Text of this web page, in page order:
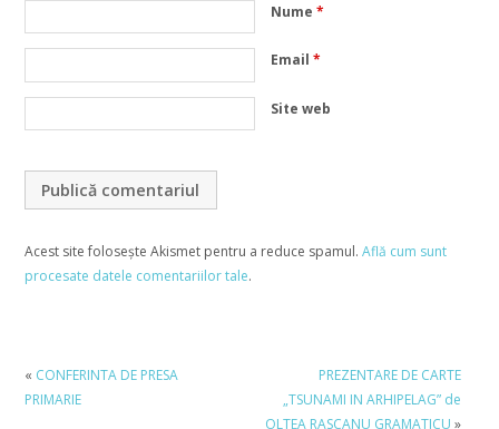
Nume *
Email *
Site web
Acest site folosește Akismet pentru a reduce spamul. Află cum sunt
procesate datele comentariilor tale.
« CONFERINTA DE PRESA
PRIMARIE
PREZENTARE DE CARTE
„TSUNAMI IN ARHIPELAG” de
OLTEA RASCANU GRAMATICU »